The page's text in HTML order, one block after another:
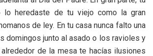
lo heredaste de tu viejo como la gran
de ley. En tu casa nunca falto una
domingos junto al asado o los ravioles y
de la mesa te hacías ilusiones